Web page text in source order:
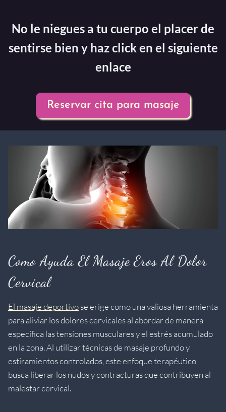
No le niegues a tu cuerpo el placer de
sentirse bien y haz click en el siguiente
enlace
Reservar cita para masaje
Como Ayuda El Masaje Eros Al Dolor
Cervical
El masaje deportivose erige como una valiosa herramienta
para aliviar los dolores cervicales al abordar de manera
específica las tensiones musculares y el estrés acumulado
en la zona. Al utilizar técnicas de masaje profundo y
estiramientos controlados, este enfoque terapéutico
busca liberar los nudos y contracturas que contribuyen al
malestar cervical.